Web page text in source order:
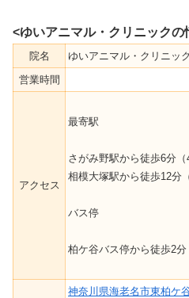
<ゆいアニマル・クリニックの
院名
ゆいアニマル・クリニック
営業時間
アクセス
最寄駅
さがみ野駅から徒歩6分（
相模大塚駅から徒歩12分
バス停
柏ケ谷バス停から徒歩2分
神奈川県海老名市東柏ケ